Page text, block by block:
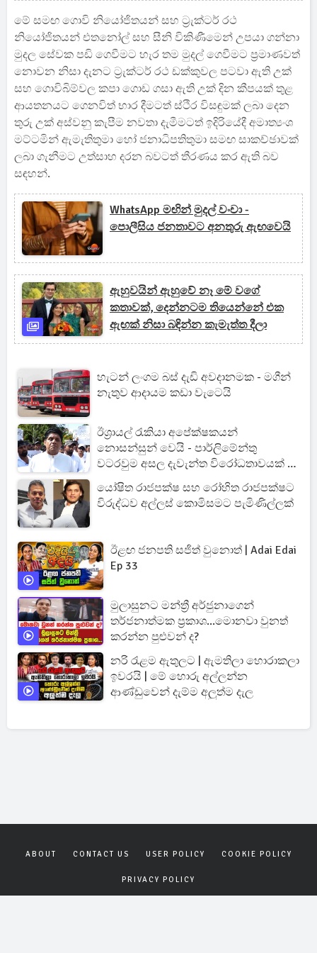
මේ සමඟ ගොවි නියෝජිතයන් සහ ට්‍රැක්ටර් රථ
නියෝජිතයන් එතනෝල් සහ සීනි විකිණීමෙන් උපයා ගන්නා
මුදල සේවක පඩි ගෙවීමට හැර තම මුදල් ගෙවීමට ප්‍රමාණවත්
නොවන නිසා දැනට ට්‍රැක්ටර් රථ ඩක්කුවල පටවා ඇති උක්
සහ ගොවිබිම්වල කපා ගොඩ ගසා ඇති උක් දින කීපයක් තුළ
ආයතනයට ගෙනවිත් භාර දීමටත් ස්ථිර විසඳුමක් ලබා දෙන
තුරු උක් අස්වනු කැපීම නවතා දැමීමටත් ඉදිරියේදී අමාත්‍යංශ
මට්ටමින් ඇමැතිතුමා හෝ ජනාධිපතිතුමා සමඟ සාකච්ඡාවක්
ලබා ගැනීමට උත්සාහ දරන බවටත් තීරණය කර ඇති බව
සඳහන්.
WhatsApp මඟින් මුදල් වංචා -
පොලීසිය ජනතාවට අනතුරු ඇඟවෙයි
ඇහුවයින් ඇහුවේ නෑ මේ වගේ
කතාවක්, දෙන්නටම තියෙන්නේ එක
ඇඟක් නිසා බඳින්න කැමැත්ත දීලා
හැටන් ලංගම බස් දැඩි අවදානමක - මගීන්
නැතුව ආදායම කඩා වැටෙයි
ඊශ්‍රායල් රැකියා අපේක්ෂකයන්
නොසන්සුන් වෙයි - පාර්ලිමේන්තු
වටරවුම අසල දැවැන්ත විරෝධතාවයක් -
විපක්ෂ නායකවරයාත් එයි
යෝෂිත රාජපක්ෂ සහ රෝහිත රාජපක්ෂට
විරුද්ධව අල්ලස් කොමිසමට පැමිණිල්ලක්
ඊළඟ ජනපති සජිත් වුනොත් | Adai Edai
Ep 33
මුලාසුනට මන්ත්‍රී අර්ජුනාගෙන්
තර්ජනාත්මක ප්‍රකාශ...මොනවා වුනත්
කරන්න පුළුවන් ද?
නරි රැළම ඇතුලට | ඇමතිලා හොරාකලා
ඉවරයි | මේ හොරු අල්ලන්න
ආණ්ඩුවෙන් දැම්ම අලුත්ම දැල
ABOUT CONTACT US USER POLICY COOKIE POLICY
PRIVACY POLICY